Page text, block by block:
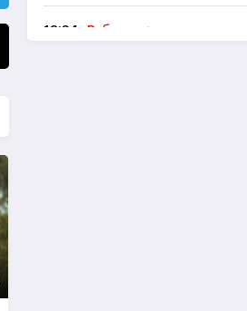
18:34
Рубио назвал соглашения